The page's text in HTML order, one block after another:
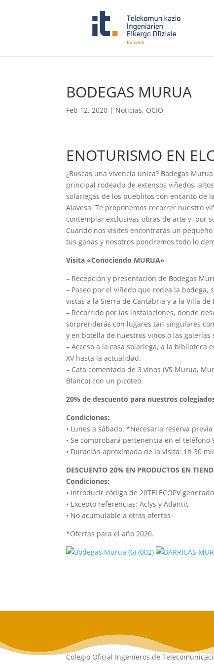
BODEGAS MURUA
Feb 12, 2020 | Noticias, OCIO
ENOTURISMO EN
¿Buscas una vivencia única? Bodegas
principal rodeado de extensos viñedos,
solariegas de los pueblitos con encanto de
Alavesa. Te proponemos recorrer nuestro
contemplar exclusivas obras de arte y, por
Cuando nos visites encontrarás un
tus ganas y nosotros pondremos todo lo
Visita «Conociendo MURUA»
– Recepción y presentación de Bodegas
– Paseo por el viñedo que rodea la
vistas a la Sierra de Cantabria y a la Villa de
– Recorrido por las instalaciones, donde
sorprenderás con lugares tan singulares
y en botella de nuestros vinos o las
– Acceso a la casa solariega, a la biblioteca
XV hasta la actualidad.
– Cata comentada de 3 vinos (VS Murua,
Blanco) con un picoteo.
20% de descuento para nuestros
Condiciones:
• Lunes a sábado. *Necesaria reserva
• Se comprobará pertenencia en el teléfono
• Duración aproximada de la visita: 1h 30
DESCUENTO 20% EN PRODUCTOS EN
Condiciones:
• Introducir código de 20TELECOPV
• Excepto referencias: Aclys y Atlantic
• No acumulable a otras ofertas
*Ofertas para el año 2020.
Colegio Oficial Ingenieros de